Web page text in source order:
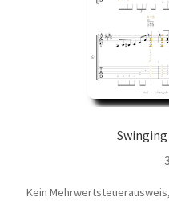
Swinging
Kein